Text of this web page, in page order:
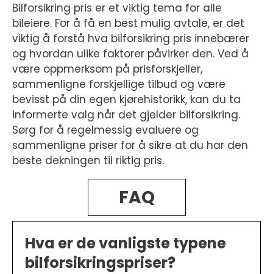
Bilforsikring pris er et viktig tema for alle
bileiere. For å få en best mulig avtale, er det
viktig å forstå hva bilforsikring pris innebærer
og hvordan ulike faktorer påvirker den. Ved å
være oppmerksom på prisforskjeller,
sammenligne forskjellige tilbud og være
bevisst på din egen kjørehistorikk, kan du ta
informerte valg når det gjelder bilforsikring.
Sørg for å regelmessig evaluere og
sammenligne priser for å sikre at du har den
beste dekningen til riktig pris.
FAQ
Hva er de vanligste typene
bilforsikringspriser?